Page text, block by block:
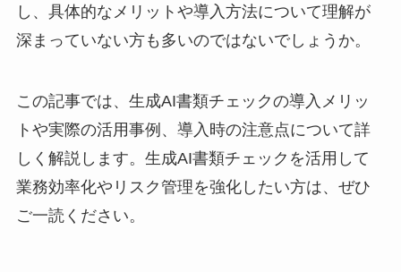
し、具体的なメリットや導入方法について理解が
深まっていない方も多いのではないでしょうか。
この記事では、生成AI書類チェックの導入メリッ
トや実際の活用事例、導入時の注意点について詳
しく解説します。生成AI書類チェックを活用して
業務効率化やリスク管理を強化したい方は、ぜひ
ご一読ください。